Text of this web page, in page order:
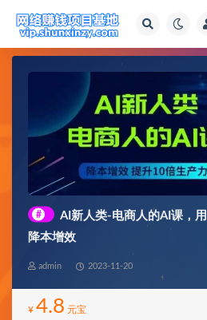
#
AI新人类-电商人的AI课，
降本增效
admin 2023-11-20
¥ 4.8 元宝